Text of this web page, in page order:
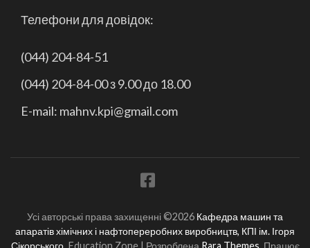
Телефони для довідок:
(044) 204-84-51
(044) 204-84-00 з 9.00 до 18.00
E-mail: mahnv.kpi@gmail.com
Усі авторські права захищенні ©2026 Кафедра машин та
апаратів хімічних і нафтопереробних виробництв, КПІ ім. Ігоря